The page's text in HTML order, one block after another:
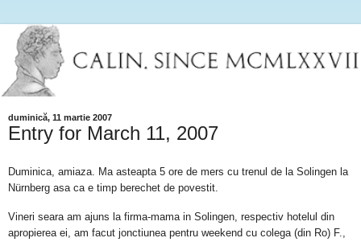
duminică, 11 martie 2007
Entry for March 11, 2007
Duminica, amiaza. Ma asteapta 5 ore de mers cu trenul de la Solingen la
Nürnberg asa ca e timp berechet de povestit.
Vineri seara am ajuns la firma-mama in Solingen, respectiv hotelul din
apropierea ei, am facut jonctiunea pentru weekend cu colega (din Ro) F.,